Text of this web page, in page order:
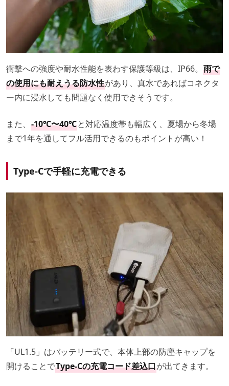
衝撃への強度や耐水性能を表わす保護等級は、IP66。 雨で
の使用にも耐えうる防水性があり、真水であればコネクタ
ー内に浸水しても問題なく使用できそうです。
また、 -10℃〜40℃と対応温度帯も幅広く、夏場から冬場
まで1年を通してフル活用できるのもポイントが高い！
Type-Cで手軽に充電できる
「UL1.5」はバッテリー式で、本体上部の防塵キャップを
開けることでType-Cの充電コード差込口が出てきます。